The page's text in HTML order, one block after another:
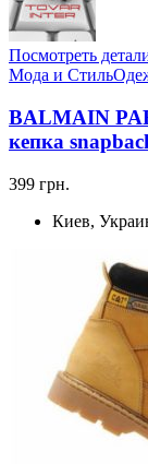
Посмотреть
Мода и Стиль
BALMAIN
кепка
399 грн.
Киев,